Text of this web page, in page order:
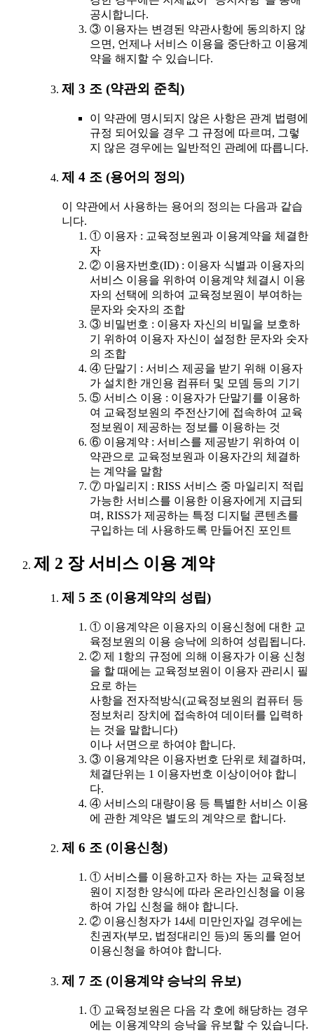
공시합니다.
③ 이용자는 변경된 약관사항에 동의하지 않
으면, 언제나 서비스 이용을 중단하고 이용계
약을 해지할 수 있습니다.
제 3 조 (약관외 준칙)
이 약관에 명시되지 않은 사항은 관계 법령에
규정 되어있을 경우 그 규정에 따르며, 그렇
지 않은 경우에는 일반적인 관례에 따릅니다.
제 4 조 (용어의 정의)
이 약관에서 사용하는 용어의 정의는 다음과 같습
니다.
① 이용자 : 교육정보원과 이용계약을 체결한
자
② 이용자번호(ID) : 이용자 식별과 이용자의
서비스 이용을 위하여 이용계약 체결시 이용
자의 선택에 의하여 교육정보원이 부여하는
문자와 숫자의 조합
③ 비밀번호 : 이용자 자신의 비밀을 보호하
기 위하여 이용자 자신이 설정한 문자와 숫자
의 조합
④ 단말기 : 서비스 제공을 받기 위해 이용자
가 설치한 개인용 컴퓨터 및 모뎀 등의 기기
⑤ 서비스 이용 : 이용자가 단말기를 이용하
여 교육정보원의 주전산기에 접속하여 교육
정보원이 제공하는 정보를 이용하는 것
⑥ 이용계약 : 서비스를 제공받기 위하여 이
약관으로 교육정보원과 이용자간의 체결하
는 계약을 말함
⑦ 마일리지 : RISS 서비스 중 마일리지 적립
가능한 서비스를 이용한 이용자에게 지급되
며, RISS가 제공하는 특정 디지털 콘텐츠를
구입하는 데 사용하도록 만들어진 포인트
제 2 장 서비스 이용 계약
제 5 조 (이용계약의 성립)
① 이용계약은 이용자의 이용신청에 대한 교
육정보원의 이용 승낙에 의하여 성립됩니다.
② 제 1항의 규정에 의해 이용자가 이용 신청
을 할 때에는 교육정보원이 이용자 관리시 필
요로 하는
사항을 전자적방식(교육정보원의 컴퓨터 등
정보처리 장치에 접속하여 데이터를 입력하
는 것을 말합니다)
이나 서면으로 하여야 합니다.
③ 이용계약은 이용자번호 단위로 체결하며,
체결단위는 1 이용자번호 이상이어야 합니
다.
④ 서비스의 대량이용 등 특별한 서비스 이용
에 관한 계약은 별도의 계약으로 합니다.
제 6 조 (이용신청)
① 서비스를 이용하고자 하는 자는 교육정보
원이 지정한 양식에 따라 온라인신청을 이용
하여 가입 신청을 해야 합니다.
② 이용신청자가 14세 미만인자일 경우에는
친권자(부모, 법정대리인 등)의 동의를 얻어
이용신청을 하여야 합니다.
제 7 조 (이용계약 승낙의 유보)
① 교육정보원은 다음 각 호에 해당하는 경우
에는 이용계약의 승낙을 유보할 수 있습니다.